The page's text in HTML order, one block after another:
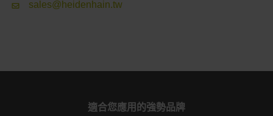
sales@heidenhain.tw
適合您應用的強勢品牌